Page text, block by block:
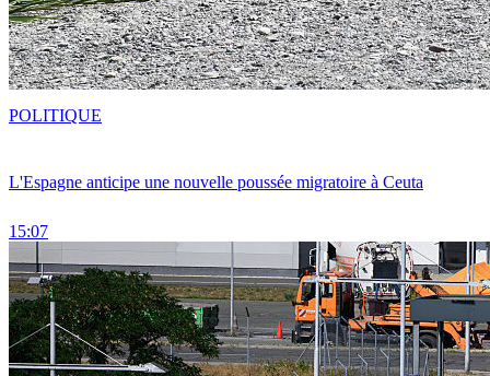
L'Espagne anticipe une nouvelle poussée migratoire à Ceuta
15:07
POLITIQUE